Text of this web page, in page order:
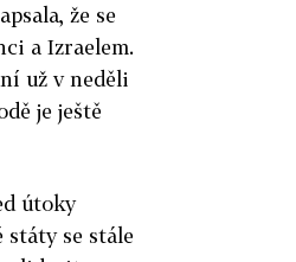
že se
a Izraelem.
už v neděli
je ještě
útoky
státy se stále